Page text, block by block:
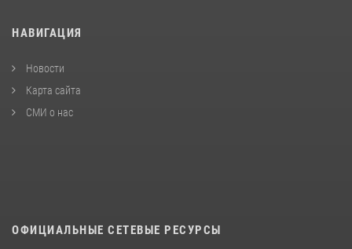
НАВИГАЦИЯ
Новости
Карта сайта
СМИ о нас
ОФИЦИАЛЬНЫЕ СЕТЕВЫЕ РЕСУРСЫ